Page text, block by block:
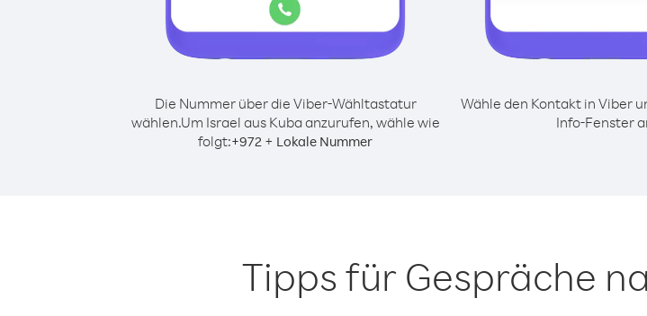
Die Nummer über die Viber-Wähltastatur
wählen.Um Israel aus Kuba anzurufen, wähle wie
folgt:+972 + Lokale Nummer
Wähle den Kontakt in Viber
Info-Fenster
Tipps für Gespräche